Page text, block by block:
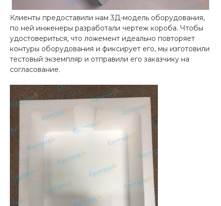
Клиенты предоставили нам 3Д-модель оборудования,
по ней инженеры разработали чертеж короба. Чтобы
удостовериться, что ложемент идеально повторяет
контуры оборудования и фиксирует его, мы изготовили
тестовый экземпляр и отправили его заказчику на
согласование.